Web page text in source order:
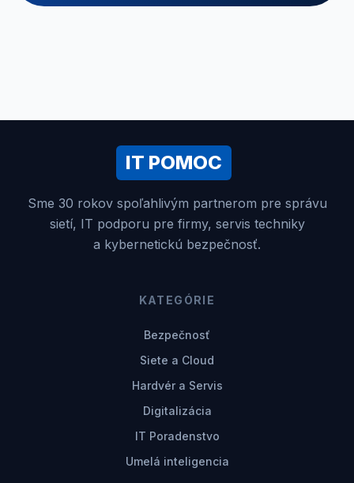
IT POMOC
Sme 30 rokov spoľahlivým partnerom pre správu
sietí, IT podporu pre firmy, servis techniky
a kybernetickú bezpečnosť.
KATEGÓRIE
Bezpečnosť
Siete a Cloud
Hardvér a Servis
Digitalizácia
IT Poradenstvo
Umelá inteligencia